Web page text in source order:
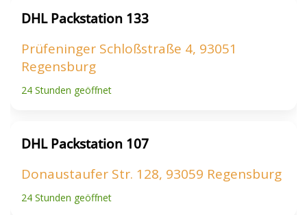
DHL Packstation 133
Prüfeninger Schloßstraße 4, 93051
Regensburg
24 Stunden geöffnet
DHL Packstation 107
Donaustaufer Str. 128, 93059 Regensburg
24 Stunden geöffnet